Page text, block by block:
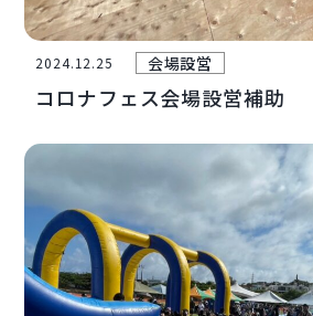
2024.12.25 会場設営
コロナフェス会場設営補助